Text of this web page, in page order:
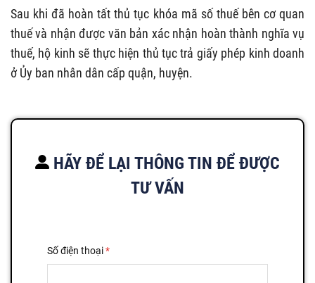
Sau khi đã hoàn tất thủ tục khóa mã số thuế bên cơ quan
thuế và nhận được văn bản xác nhận hoàn thành nghĩa vụ
thuế, hộ kinh sẽ thực hiện thủ tục trả giấy phép kinh doanh
ở Ủy ban nhân dân cấp quận, huyện.
HÃY ĐỂ LẠI THÔNG TIN ĐỂ ĐƯỢC
TƯ VẤN